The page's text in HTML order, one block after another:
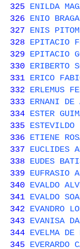
325 ENILDA
326 ENIO
327 ENIS
328 EPITACIO
329 EPITACIO
330 ERIBERTO
331 ERICO
332 ERLEMUS
333 ERNANI DE
334 ESTER
335 ESTEVILDO
336 ETIENE
337 EUCLIDES
338 EUDES
339 EUFRASIO
340 EVALDO
341 EVALDO
342 EVANDRO
343 EVANISA
344 EVELMA DE
345 EVERARDO